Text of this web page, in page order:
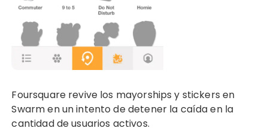
Foursquare revive los mayorships y stickers en
Swarm en un intento de detener la caída en la
cantidad de usuarios activos.